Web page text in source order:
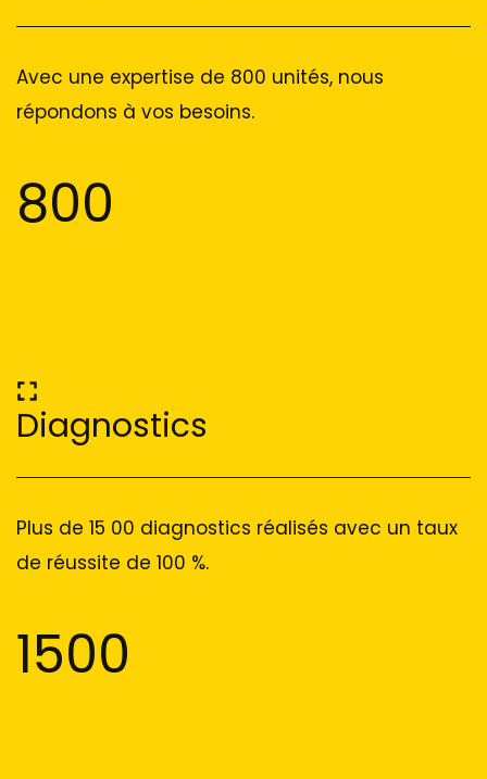
Avec une expertise de 800 unités, nous
répondons à vos besoins.
800
Diagnostics
Plus de 15 00 diagnostics réalisés avec un taux
de réussite de 100 %.
1500